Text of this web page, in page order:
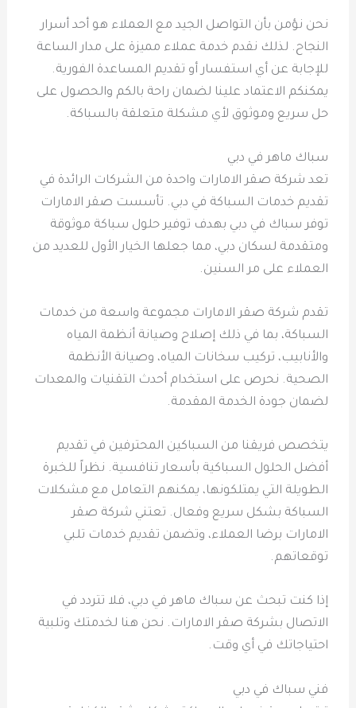
نحن نؤمن بأن التواصل الجيد مع العملاء هو أحد أسرار
النجاح. لذلك نقدم خدمة عملاء مميزة على مدار الساعة
للإجابة عن أي استفسار أو تقديم المساعدة الفورية.
يمكنكم الاعتماد علينا لضمان راحة بالكم والحصول على
حل سريع وموثوق لأي مشكلة متعلقة بالسباكة.
سباك ماهر في دبي
تعد شركة صقر الامارات واحدة من الشركات الرائدة في
تقديم خدمات السباكة في دبي. تأسست صقر الامارات
توفر سباك في دبي بهدف توفير حلول سباكة موثوقة
ومتقدمة لسكان دبي، مما جعلها الخيار الأول للعديد من
العملاء على مر السنين.
تقدم شركة صقر الامارات مجموعة واسعة من خدمات
السباكة، بما في ذلك إصلاح وصيانة أنظمة المياه
والأنابيب، تركيب سخانات المياه، وصيانة الأنظمة
الصحية. نحرص على استخدام أحدث التقنيات والمعدات
لضمان جودة الخدمة المقدمة.
يتخصص فريقنا من السباكين المحترفين في تقديم
أفضل الحلول السباكية بأسعار تنافسية. نظراً للخبرة
الطويلة التي يمتلكونها، يمكنهم التعامل مع مشكلات
السباكة بشكل سريع وفعال. تعتني شركة صقر
الامارات برضا العملاء، وتضمن تقديم خدمات تلبي
توقعاتهم.
إذا كنت تبحث عن سباك ماهر في دبي، فلا تتردد في
الاتصال بشركة صقر الامارات. نحن هنا لخدمتك وتلبية
احتياجاتك في أي وقت.
فني سباك في دبي